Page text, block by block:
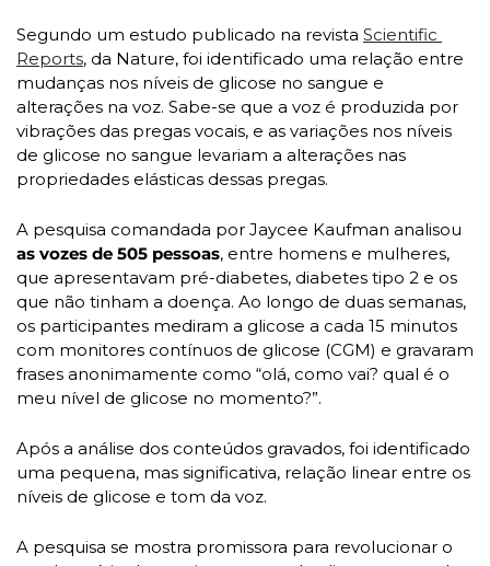
Segundo um estudo publicado na revista Scientific
Reports, da Nature, foi identificado uma relação entre
mudanças nos níveis de glicose no sangue e
alterações na voz. Sabe-se que a voz é produzida por
vibrações das pregas vocais, e as variações nos níveis
de glicose no sangue levariam a alterações nas
propriedades elásticas dessas pregas.
as vozes de 505 pessoas, entre homens e mulheres,
que apresentavam pré-diabetes, diabetes tipo 2 e os
que não tinham a doença. Ao longo de duas semanas,
os participantes mediram a glicose a cada 15 minutos
com monitores contínuos de glicose (CGM) e gravaram
frases anonimamente como “olá, como vai? qual é o
meu nível de glicose no momento?”.
Após a análise dos conteúdos gravados, foi identificado
uma pequena, mas significativa, relação linear entre os
níveis de glicose e tom da voz.
A pesquisa se mostra promissora para revolucionar o